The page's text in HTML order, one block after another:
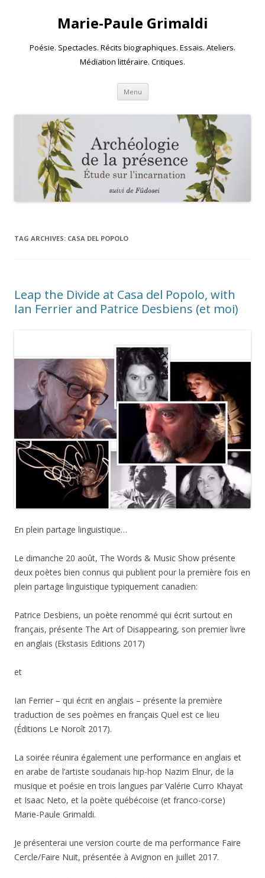
Marie-Paule Grimaldi
Poésie. Spectacles. Récits biographiques. Essais. Ateliers.
Médiation littéraire. Critiques.
Menu Skip to content
TAG ARCHIVES: CASA DEL POPOLO
Leap the Divide at Casa del Popolo, with
Ian Ferrier and Patrice Desbiens (et moi)
En plein partage linguistique…
Le dimanche 20 août, The Words & Music Show présente
deux poètes bien connus qui publient pour la première fois en
plein partage linguistique typiquement canadien:
Patrice Desbiens, un poète renommé qui écrit surtout en
français, présente The Art of Disappearing, son premier livre
en anglais (Ekstasis Editions 2017)
et
Ian Ferrier – qui écrit en anglais – présente la première
traduction de ses poèmes en français Quel est ce lieu
(Éditions Le Noroît 2017).
La soirée réunira également une performance en anglais et
en arabe de l’artiste soudanais hip-hop Nazim Elnur, de la
musique et poésie en trois langues par Valérie Curro Khayat
et Isaac Neto, et la poète québécoise (et franco-corse)
Marie-Paule Grimaldi.
Je présenterai une version courte de ma performance Faire
Cercle/Faire Nuit, présentée à Avignon en juillet 2017.